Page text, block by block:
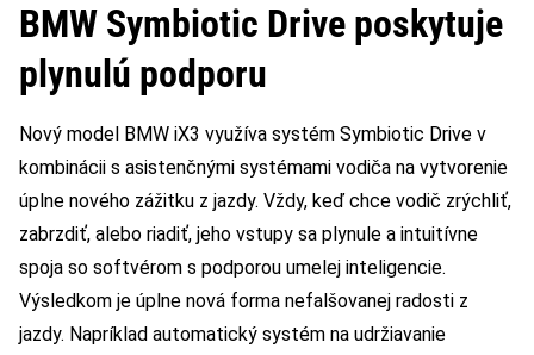
BMW Symbiotic Drive poskytuje
plynulú podporu
Nový model BMW iX3 využíva systém Symbiotic Drive v
kombinácii s asistenčnými systémami vodiča na vytvorenie
úplne nového zážitku z jazdy. Vždy, keď chce vodič zrýchliť,
zabrzdiť, alebo riadiť, jeho vstupy sa plynule a intuitívne
spoja so softvérom s podporou umelej inteligencie.
Výsledkom je úplne nová forma nefalšovanej radosti z
jazdy. Napríklad automatický systém na udržiavanie